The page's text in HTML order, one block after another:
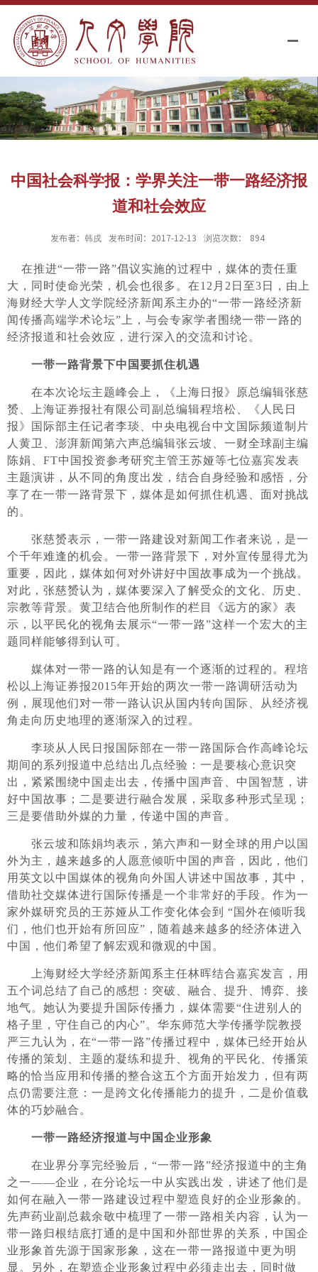
中国社会科学报：学界关注一带一路经济报
道和社会效应
发布者：韩戍 发布时间：2017-12-13 浏览次数： 894
在推进“一带一路”倡议实施的过程中，媒体的责任重
大，同时使命光荣，机会也很多。在12月2日至3日，由上
海财经大学人文学院经济新闻系主办的“一带一路经济新
闻传播高端学术论坛”上，与会专家学者围绕一带一路的
经济报道和社会效应，进行深入的交流和讨论。
一带一路背景下中国要抓住机遇
在本次论坛主题峰会上，《上海日报》原总编辑张慈
赟、上海证券报社有限公司副总编辑程培松、《人民日
报》国际部主任记者李琰、中央电视台中文国际频道制片
人黄卫、澎湃新闻第六声总编辑张云坡、一财全球副主编
陈娟、FT中国投资参考研究主管王苏娅等七位嘉宾发表
主题演讲，从不同的角度出发，结合自身经验和感悟，分
享了在一带一路背景下，媒体是如何抓住机遇、面对挑战
的。
张慈赟表示，一带一路建设对新闻工作者来说，是一
个千年难逢的机会。一带一路背景下，对外宣传显得尤为
重要，因此，媒体如何对外讲好中国故事成为一个挑战。
对此，张慈赟认为，媒体要深入了解受众的文化、历史、
宗教等背景。黄卫结合他所制作的栏目《远方的家》表
示，以平民化的视角去展示“一带一路”这样一个宏大的主
题同样能够得到认可。
媒体对一带一路的认知是有一个逐渐的过程的。程培
松以上海证券报2015年开始的两次一带一路调研活动为
例，展现他们对一带一路认识从国内转向国际、从经济视
角走向历史地理的逐渐深入的过程。
李琰从人民日报国际部在一带一路国际合作高峰论坛
期间的系列报道中总结出几点经验：一是要核心意识突
出，紧紧围绕中国走出去，传播中国声音、中国智慧，讲
好中国故事；二是要进行融合发展，采取多种形式呈现；
三是要借助外媒的力量，传递中国的声音。
张云坡和陈娟均表示，第六声和一财全球的用户以国
外为主，越来越多的人愿意倾听中国的声音，因此，他们
用英文以中国媒体的视角向外国人讲述中国故事，其中，
借助社交媒体进行国际传播是一个非常好的手段。作为一
家外媒研究员的王苏娅从工作变化体会到 “国外在倾听我
们，他们也开始有所回应”，随着越来越多的经济体进入
中国，他们希望了解宏观和微观的中国。
上海财经大学经济新闻系主任林晖结合嘉宾发言，用
五个词总结了自己的感想：突破、融合、提升、博弈、接
地气。她认为要提升国际传播力，媒体需要“住进别人的
格子里，守住自己的内心”。华东师范大学传播学院教授
严三九认为，在“一带一路”传播过程中，媒体已经开始从
传播的策划、主题的凝练和提升、视角的平民化、传播策
略的恰当应用和传播的整合这五个方面开始发力，但有两
点仍需要注意：一是跨文化传播能力的提升，二是价值载
体的巧妙融合。
一带一路经济报道与中国企业形象
在业界分享完经验后，“一带一路”经济报道中的主角
之一——企业，在分论坛一中从实践出发，讲述了他们是
如何在融入一带一路建设过程中塑造良好的企业形象的。
先声药业副总裁余敬中梳理了一带一路相关内容，认为一
带一路归根结底打通的是中国和外部世界的关系，中国企
业形象首先源于国家形象，这在一带一路报道中更为明
显。另外，在塑造企业形象过程中必须走出去，同时做